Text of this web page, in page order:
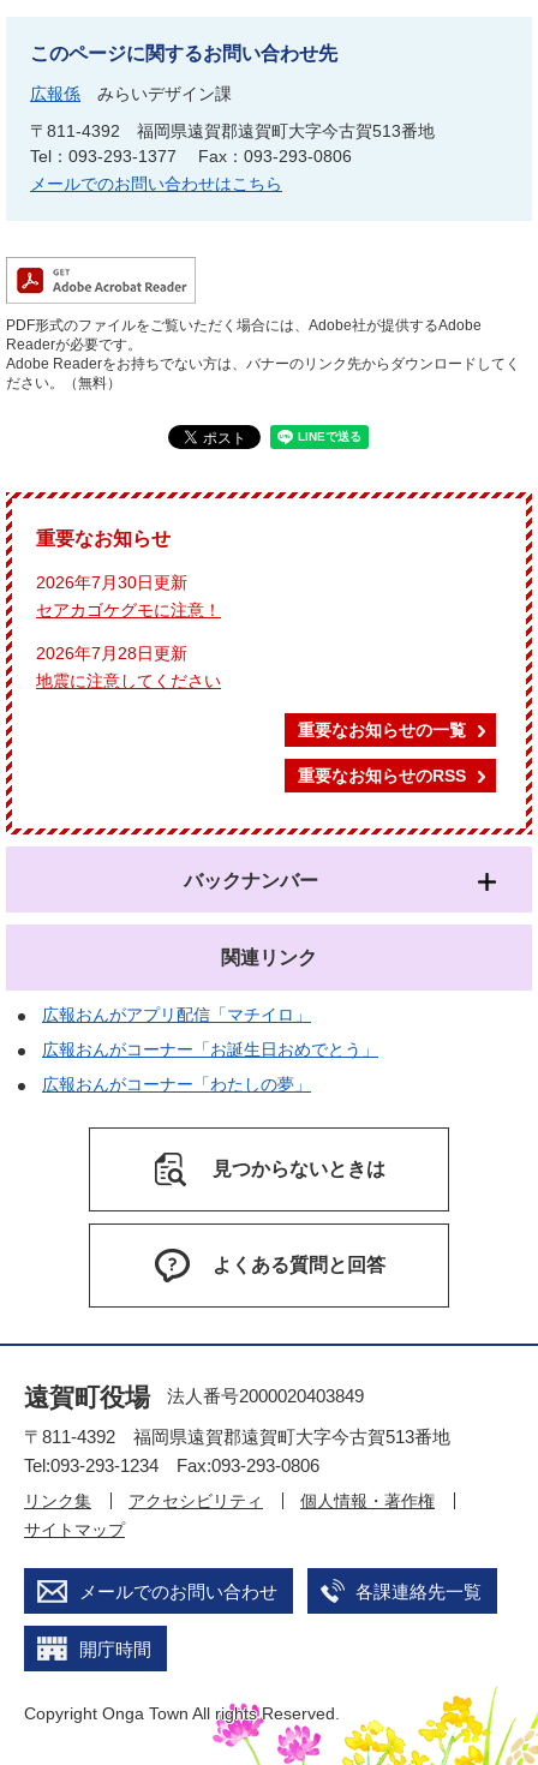
このページに関するお問い合わせ先
広報係
みらいデザイン課
〒811-4392
福岡県遠賀郡遠賀町大字今古賀513番地
Tel：093-293-1377
Fax：093-293-0806
メールでのお問い合わせはこちら
PDF形式のファイルをご覧いただく場合には、Adobe社が提供するAdobe
Readerが必要です。
Adobe Readerをお持ちでない方は、バナーのリンク先からダウンロードしてく
ださい。（無料）
重要なお知らせ
2026年7月30日更新
セアカゴケグモに注意！
2026年7月28日更新
地震に注意してください
重要なお知らせの一覧
重要なお知らせのRSS
バックナンバー
関連リンク
広報おんがアプリ配信「マチイロ」
広報おんがコーナー「お誕生日おめでとう」
広報おんがコーナー「わたしの夢」
見つからないときは
よくある質問と回答
遠賀町役場
法人番号2000020403849
〒811-4392 福岡県遠賀郡遠賀町大字今古賀513番地
Tel:093-293-1234 Fax:093-293-0806
リンク集 アクセシビリティ
個人情報・著作権
サイトマップ
メールでのお問い合わせ 各課連絡先一覧
開庁時間
Copyright Onga Town All rights Reserved.